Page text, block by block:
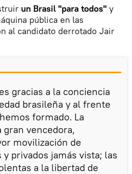
un Brasil "para todos" y
pública en las
al candidato derrotado Jair
gracias a la conciencia
brasileña y al frente
formado. La
gran vencedora,
movilización de
privados jamás vista; las
a la libertad de